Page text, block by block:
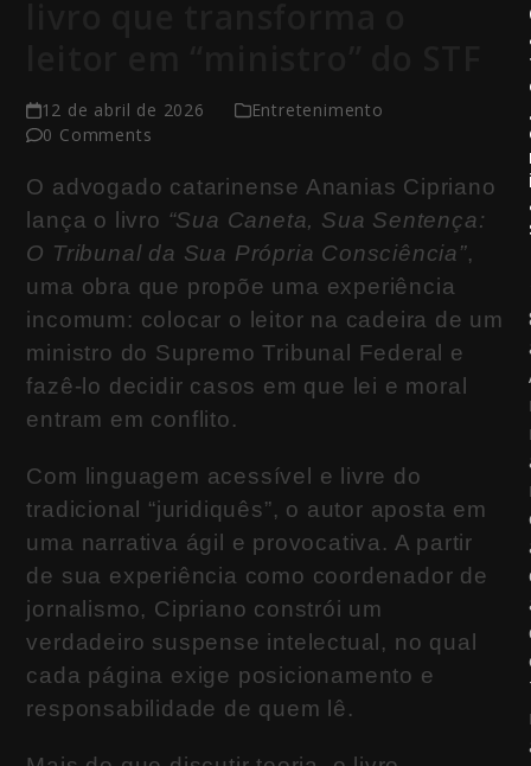
12 de abril de 2026
Entretenimento
0 Comments
O advogado catarinense Ananias Cipriano
lança o livro “Sua Caneta, Sua Sentença:
O Tribunal da Sua Própria Consciência”,
uma obra que propõe uma experiência
incomum: colocar o leitor na cadeira de um
ministro do Supremo Tribunal Federal
e
fazê-lo decidir casos em que lei e moral
entram em conflito.
Com linguagem acessível e livre do
tradicional “juridiquês”, o autor aposta em
uma narrativa ágil e provocativa. A partir
de sua experiência como coordenador de
jornalismo, Cipriano constrói um
verdadeiro suspense intelectual, no qual
cada página exige posicionamento e
responsabilidade de quem lê.